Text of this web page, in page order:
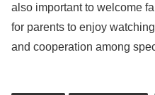
also important to welcome
for parents to enjoy
and cooperation among